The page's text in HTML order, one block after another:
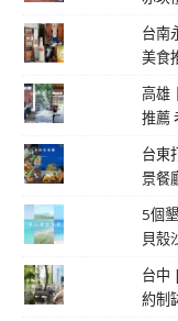
台南
美食
高雄
推薦
台東
景餐
5個
貝殼
台中
約制